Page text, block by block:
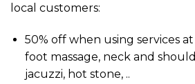
local customers:
50% off when using services at
foot massage, neck and
jacuzzi, hot stone, ..